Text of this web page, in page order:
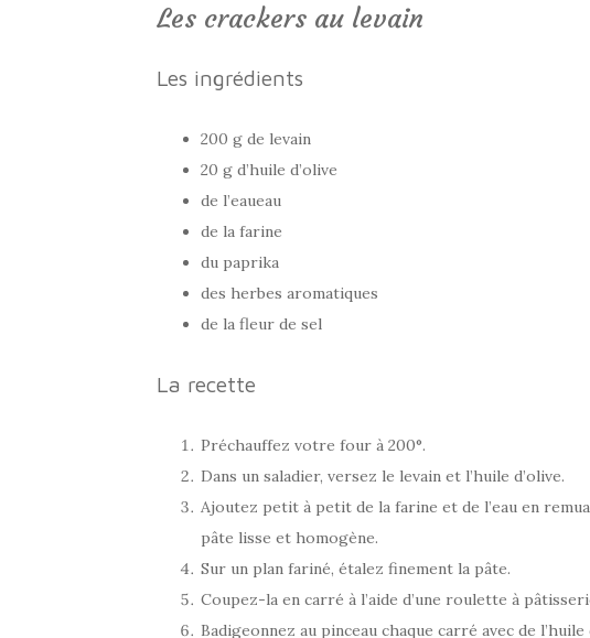
Les crackers au levain
Les ingrédients
200 g de levain
20 g d’huile d’olive
de l’eaueau
de la farine
du paprika
des herbes aromatiques
de la fleur de sel
La recette
Préchauffez votre four à 200°.
Dans un saladier, versez le levain et l’huile d’olive.
Ajoutez petit à petit de la farine et de l’eau en
pâte lisse et homogène.
Sur un plan fariné, étalez finement la pâte.
Coupez-la en carré à l’aide d’une roulette à
Badigeonnez au pinceau chaque carré avec de l’huile